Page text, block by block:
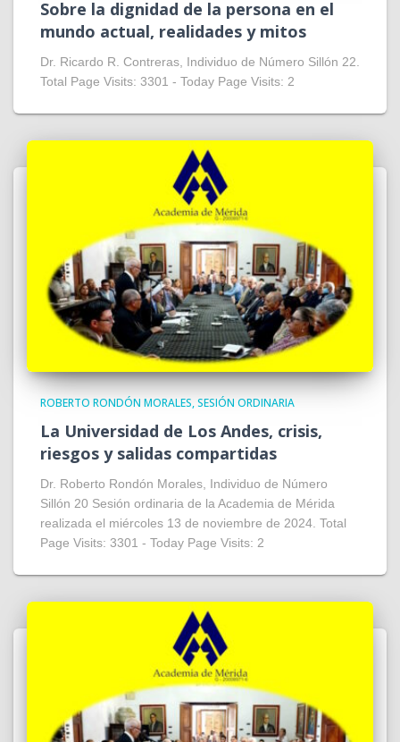
Sobre la dignidad de la persona en el
mundo actual, realidades y mitos
Dr. Ricardo R. Contreras, Individuo de Número Sillón 22.
Total Page Visits: 3301 - Today Page Visits: 2
ROBERTO RONDÓN MORALES SESIÓN ORDINARIA
La Universidad de Los Andes, crisis,
riesgos y salidas compartidas
Dr. Roberto Rondón Morales, Individuo de Número
Sillón 20 Sesión ordinaria de la Academia de Mérida
realizada el miércoles 13 de noviembre de 2024. Total
Page Visits: 3301 - Today Page Visits: 2